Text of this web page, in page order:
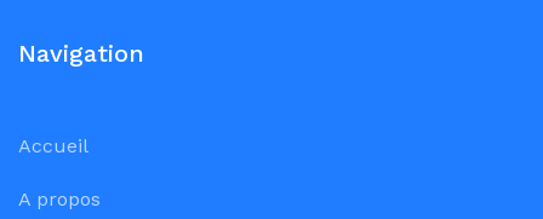
Navigation
Accueil
A propos